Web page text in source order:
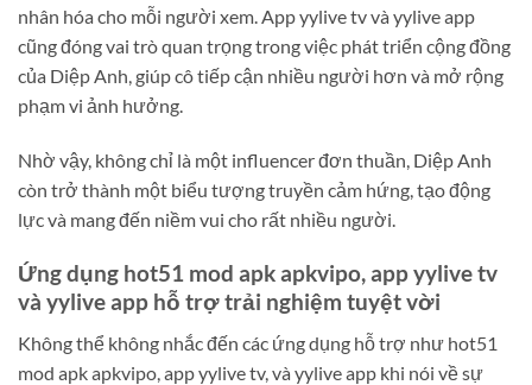
nhân hóa cho mỗi người xem. App yylive tv và yylive app
cũng đóng vai trò quan trọng trong việc phát triển cộng đồng
của Diệp Anh, giúp cô tiếp cận nhiều người hơn và mở rộng
phạm vi ảnh hưởng.
Nhờ vậy, không chỉ là một influencer đơn thuần, Diệp Anh
còn trở thành một biểu tượng truyền cảm hứng, tạo động
lực và mang đến niềm vui cho rất nhiều người.
Ứng dụng hot51 mod apk apkvipo, app yylive tv
và yylive app hỗ trợ trải nghiệm tuyệt vời
Không thể không nhắc đến các ứng dụng hỗ trợ như hot51
mod apk apkvipo, app yylive tv, và yylive app khi nói về sự